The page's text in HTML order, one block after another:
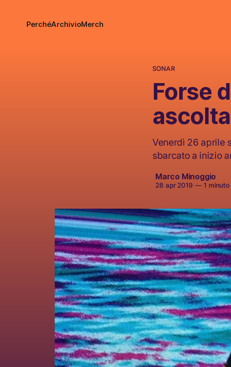
PerchéArchivioMerch
SONAR
Forse
Venerdì 26 aprile
sbarcato a inizio
Marco Minoggio
28 apr 2019 —1 minuto